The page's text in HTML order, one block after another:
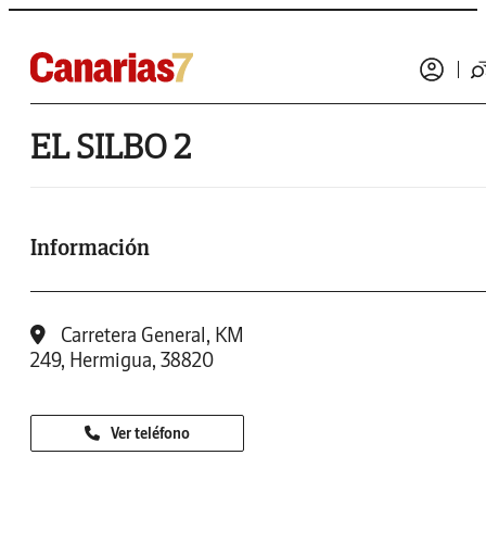
EL SILBO 2
Información
Carretera General, KM
249, Hermigua, 38820
Ver teléfono